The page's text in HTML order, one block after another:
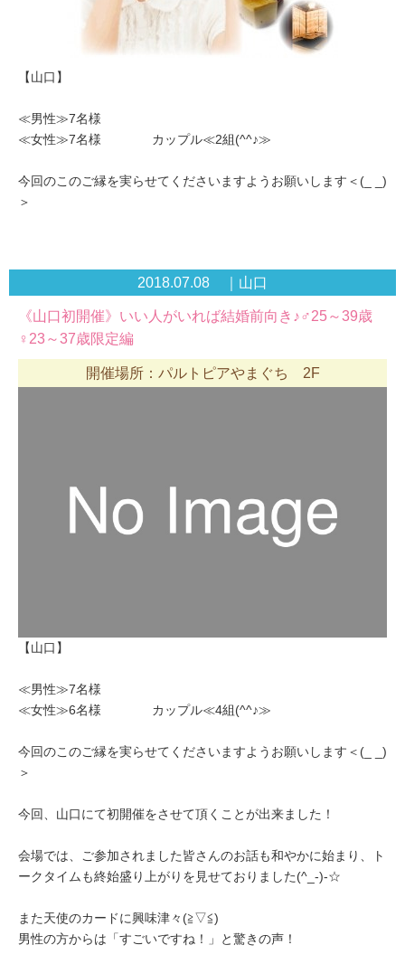
【山口】
≪男性≫7名様
≪女性≫7名様 カップル≪2組(^^♪≫
今回のこのご縁を実らせてくださいますようお願いします＜(_ _)
＞
2018.07.08 ｜山口
《山口初開催》いい人がいれば結婚前向き♪♂25～39歳
♀23～37歳限定編
開催場所：パルトピアやまぐち 2F
【山口】
≪男性≫7名様
≪女性≫6名様 カップル≪4組(^^♪≫
今回のこのご縁を実らせてくださいますようお願いします＜(_ _)
＞
今回、山口にて初開催をさせて頂くことが出来ました！
会場では、ご参加されました皆さんのお話も和やかに始まり、ト
ークタイムも終始盛り上がりを見せておりました(^_-)-☆
また天使のカードに興味津々(≧▽≦)
男性の方からは「すごいですね！」と驚きの声！